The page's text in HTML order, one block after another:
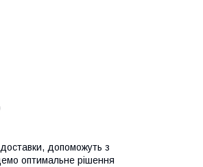
допоможуть з
оптимальне рішення